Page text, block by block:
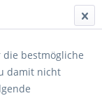
die bestmögliche
damit nicht